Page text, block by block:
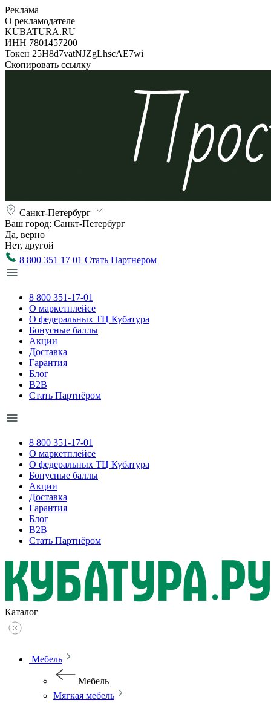
Реклама
О рекламодателе
KUBATURA.RU
ИНН 7801457200
Токен 25H8d7vatNJZgLhscAE7wi
Скопировать ссылку
Санкт-Петербург
Ваш город: Санкт-Петербург
Да, верно
Нет, другой
8 800 351 17 01 Стать Партнером
8 800 351-17-01
О маркетплейсе
О федеральных ТЦ Кубатура
Бонусные баллы
Акции
Доставка
Гарантия
Блог
B2B
Стать Партнёром
8 800 351-17-01
О маркетплейсе
О федеральных ТЦ Кубатура
Бонусные баллы
Акции
Доставка
Гарантия
Блог
B2B
Стать Партнёром
Каталог
Мебель
Мебель
Мягкая мебель